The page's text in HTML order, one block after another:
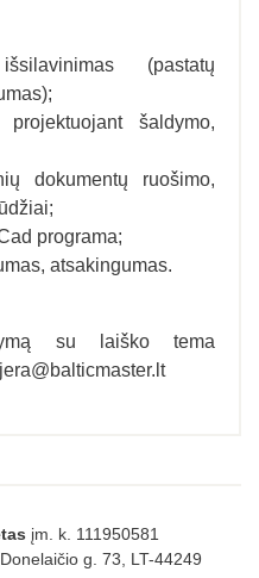
(pastatų
šaldymo,
dokumentų ruošimo,
programa;
atsakingumas.
su laiško tema
įm. k. 111950581
g. 73, LT-44249